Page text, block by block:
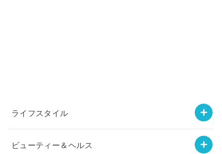
ライフスタイル
ビューティー＆ヘルス